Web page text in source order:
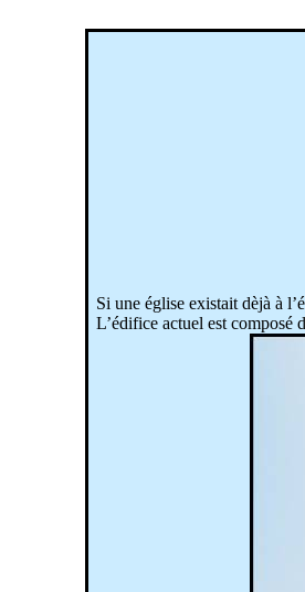
Si une église existait dèjà à
L’édifice actuel est